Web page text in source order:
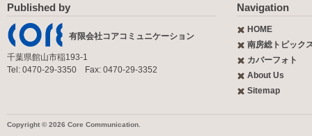
Published by
有限会社コアコミュニケーション
千葉県館山市稲193-1
Tel: 0470-29-3350 Fax: 0470-29-3352
Navigation
HOME
南房総トピック
カバーフォト
About Us
Sitemap
Copyright © 2026 Core Communication.